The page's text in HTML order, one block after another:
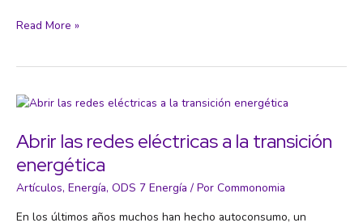
Informe
digital
Read More »
Abrir las redes eléctricas a la transición
energética
Artículos, Energía, ODS 7 Energía / Por Commonomia
En los últimos años muchos han hecho autoconsumo, un